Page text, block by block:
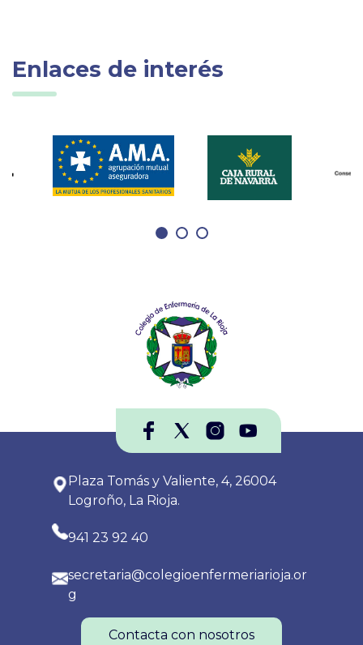
Enlaces de interés
Plaza Tomás y Valiente, 4, 26004
Logroño, La Rioja.
941 23 92 40
secretaria@colegioenfermeriarioja.or
g
Contacta con nosotros